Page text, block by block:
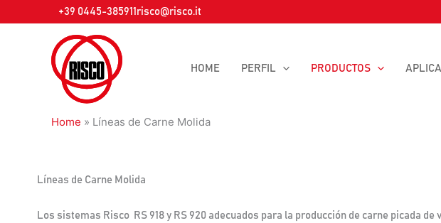
al
+39 0445-385911 risco@risco.it
HOME PERFIL PRODUCTOS
Home » Líneas de Carne Molida
Líneas de Carne Molida
Los sistemas Risco RS 918 y RS 920 adecuados para la producción de carne picada de